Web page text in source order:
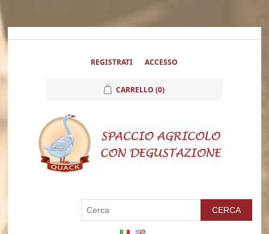
REGISTRATI ACCESSO
CARRELLO (0)